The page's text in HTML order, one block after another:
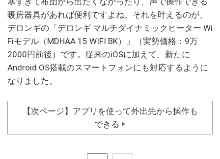
暖房器具があれば便利ですよね。それを叶えるのが、
デロンギの「デロンギ マルチダイナミックヒーター Wi
Fiモデル（MDHAA 15 WIFI BK）」（実勢価格：9万
2000円前後）です。従来のiOSに加えて、新たに
Android OS搭載のスマートフォンにも対応するように
なりました。
【次ページ】アプリを使って外出先から操作も
できる
▶